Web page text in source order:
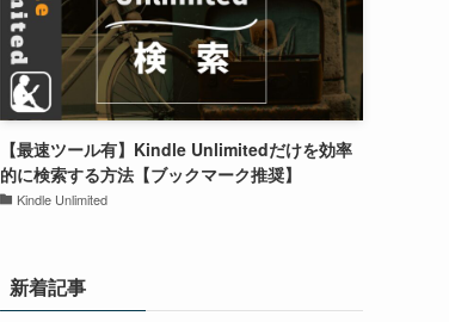
【最速ツール有】Kindle Unlimitedだけを効率
的に検索する方法【ブックマーク推奨】
Kindle Unlimited
新着記事